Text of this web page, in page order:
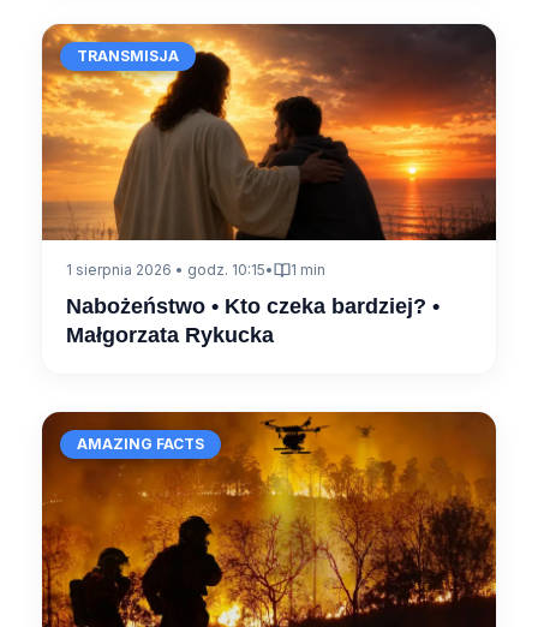
TRANSMISJA
1 sierpnia 2026 • godz. 10:15• 1 min
Nabożeństwo • Kto czeka bardziej? •
Małgorzata Rykucka
AMAZING FACTS